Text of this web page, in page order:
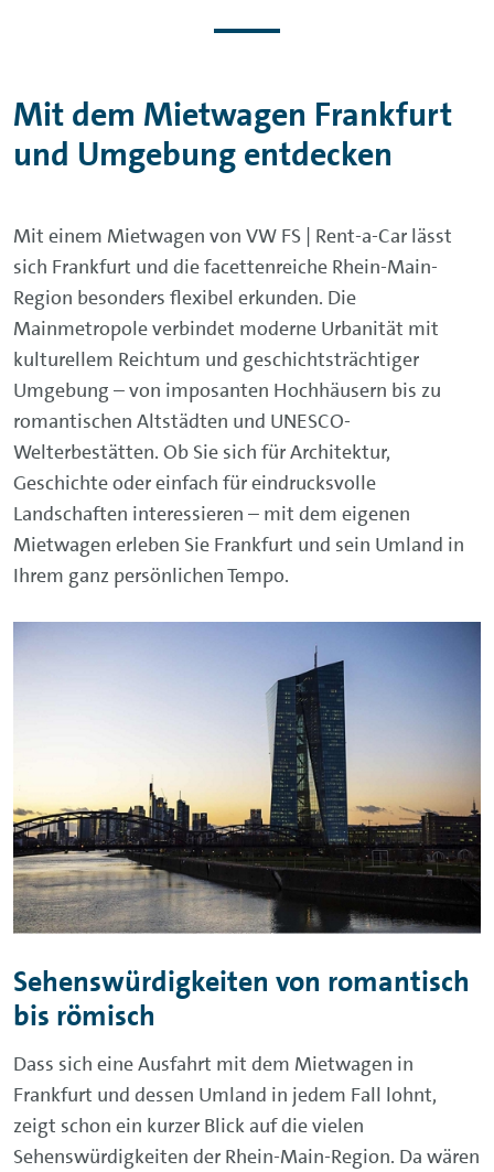
Mit dem Mietwagen Frankfurt
und Umgebung entdecken
Mit einem Mietwagen von VW FS | Rent-a-Car lässt
sich Frankfurt und die facettenreiche Rhein-Main-
Region besonders flexibel erkunden. Die
Mainmetropole verbindet moderne Urbanität mit
kulturellem Reichtum und geschichtsträchtiger
Umgebung – von imposanten Hochhäusern bis zu
romantischen Altstädten und UNESCO-
Welterbestätten. Ob Sie sich für Architektur,
Geschichte oder einfach für eindrucksvolle
Landschaften interessieren – mit dem eigenen
Mietwagen erleben Sie Frankfurt und sein Umland in
Ihrem ganz persönlichen Tempo.
Sehenswürdigkeiten von romantisch
bis römisch
Dass sich eine Ausfahrt mit dem Mietwagen in
Frankfurt und dessen Umland in jedem Fall lohnt,
zeigt schon ein kurzer Blick auf die vielen
Sehenswürdigkeiten der Rhein-Main-Region. Da wären